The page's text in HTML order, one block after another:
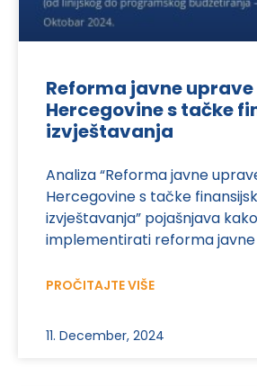
Reforma javne uprave
Hercegovine s tačke
izvještavanja
Analiza “Reforma javne
Hercegovine s tačke
izvještavanja” pojašnjava
implementirati reforma
PROČITAJTE VIŠE
11. December, 2024